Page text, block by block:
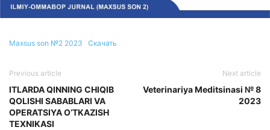
Maxsus son №2 2023 Скачать
Previous article
ITLARDA QINNING CHIQIB
QOLISHI SABABLARI VA
OPERATSIYA O‘TKAZISH
TEXNIKASI
Next article
Veterinariya Meditsinasi № 8
2023